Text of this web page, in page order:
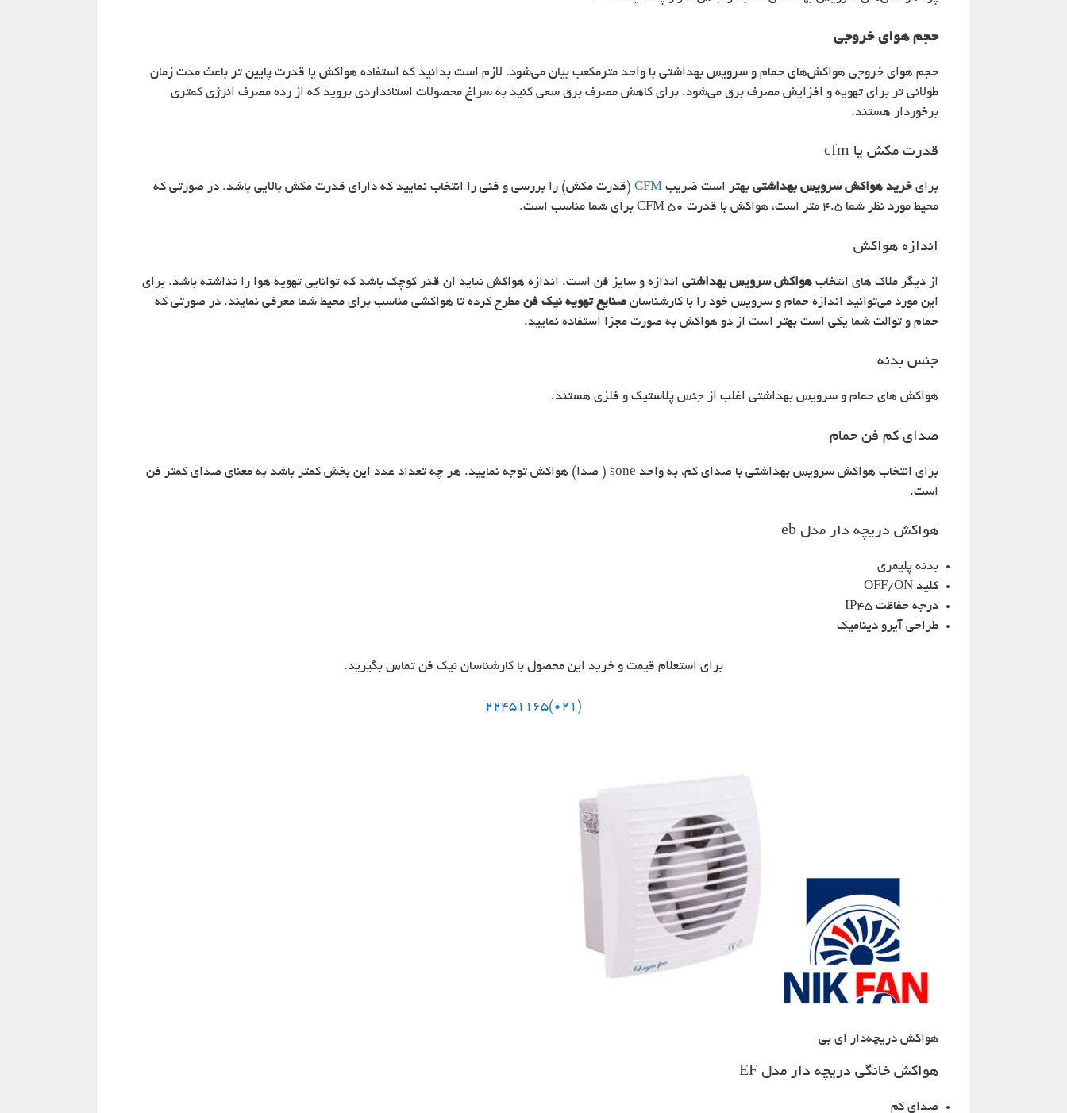
حجم هوای خروجی
حجم هوای خروجی هواکش‌های حمام و سرویس بهداشتی با واحد مترمکعب بیان می‌شود. لازم است بدانید که استفاده هواکش یا قدرت پایین تر باعث مدت زمان
طولانی تر برای تهویه و افزایش مصرف برق می‌شود. برای کاهش مصرف برق سعی کنید به سراغ محصولات استانداردی بروید که از رده مصرف انرژی کمتری
برخوردار هستند.
قدرت مکش یا cfm
برای خرید هواکش سرویس بهداشتی بهتر است ضریب CFM (قدرت مکش) را بررسی و فنی را انتخاب نمایید که دارای قدرت مکش بالایی باشد. در صورتی که
محیط مورد نظر شما 4.5 متر است، هواکش با قدرت CFM 50 برای شما مناسب است.
اندازه هواکش
از دیگر ملاک های انتخاب هواکش سرویس بهداشتی اندازه و سایز فن است. اندازه هواکش نباید ان قدر کوچک باشد که توانایی تهویه هوا را نداشته باشد. برای
این مورد می‌توانید اندازه حمام و سرویس خود را با کارشناسان صنایع تهویه نیک فن مطرح کرده تا هواکشی مناسب برای محیط شما معرفی نمایند. در صورتی که
حمام و توالت شما یکی است بهتر است از دو هواکش به صورت مجزا استفاده نمایید.
جنس بدنه
هواکش های حمام و سرویس بهداشتی اغلب از جنس پلاستیک و فلزی هستند.
صدای کم فن حمام
برای انتخاب هواکش سرویس بهداشتی با صدای کم، به واحد sone ( صدا) هواکش توجه نمایید. هر چه تعداد عدد این بخش کمتر باشد به معنای صدای کمتر فن
است.
هواکش دریچه دار مدل eb
بدنه پلیمری
کلید OFF/ON
درجه حفاظت IP45
طراحی آیرو دینامیک
برای استعلام قیمت و خرید این محصول با کارشناسان نیک فن تماس بگیرید.
(021)22451165
هواکش دریچه‌دار ای بی
هواکش خانگی دریچه دار مدل EF
صدای کم